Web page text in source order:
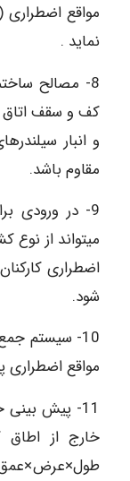
مواقع
نماید .
8- مصالح
کف و سقف اتاق
و انبار
مقاوم باشد.
9- در ورودی
می‏تواند از
اضطراری
شود.
10- سیستم
مواقع
11- پیش
طول×عرض×عمق)